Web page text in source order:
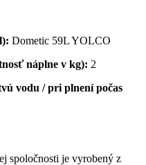
Dometic 59L YOLCO
náplne v kg): 2
vodu / pri plnení počas
spoločnosti je vyrobený z